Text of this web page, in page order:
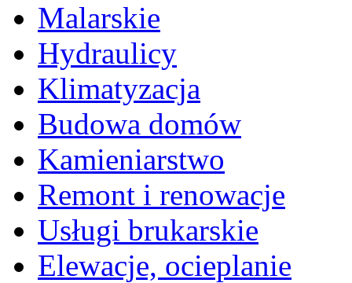
Malarskie
Hydraulicy
Klimatyzacja
Budowa domów
Kamieniarstwo
Remont i renowacje
Usługi brukarskie
Elewacje, ocieplanie